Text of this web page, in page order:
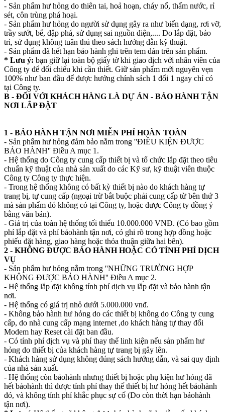
- Sản phẩm hư hỏng do thiên tai, hoả hoạn, cháy nổ, thấm nước, rỉ
sét, côn trùng phá hoại.
- Sản phẩm hư hỏng do người sử dụng gây ra như biến dạng, rơi vỡ,
trầy sướt, bể, đập phá, sử dụng sai nguồn điện,.... Do lắp đặt, bảo
trì, sử dụng không tuân thủ theo sách hướng dẫn kỹ thuật.
- Sản phẩm đã hết hạn bảo hành ghi trên tem dán trên sản phẩm.
* Lưu ý: bạn giữ lại toàn bộ giấy tờ khi giao dịch với nhân viên của
Công ty để đối chiếu khi cần thiết. Giữ sản phẩm mới nguyên vẹn
100% như ban đầu để được hưởng chính sách 1 đổi 1 ngay chỉ có
tại Công ty.
B - ĐỐI VỚI KHÁCH HÀNG LÀ DỰ ÁN - BẢO HÀNH TẬN
NƠI LẮP ĐẶT
1 - BẢO HÀNH TẬN NƠI MIỄN PHÍ HOÀN TOÀN
- Sản phẩm hư hỏng đảm bảo nằm trong ''ĐIỀU KIỆN ĐƯỢC
BẢO HÀNH'' Điều A mục 1.
- Hệ thống do Công ty cung cấp thiết bị và tổ chức lắp đặt theo tiêu
chuẩn kỹ thuật của nhà sản xuất do các Kỹ sư, kỹ thuật viên thuộc
Công ty Công ty thực hiện.
- Trong hệ thống không có bất kỳ thiết bị nào do khách hàng tự
trang bị, tự cung cấp (ngoại trừ bắt buộc phải cung cấp từ bên thứ 3
mà sản phẩm đó không có tại Công ty, hoặc được Công ty đồng ý
bằng văn bản).
- Giá trị của toàn hệ thống tối thiểu 10.000.000 VNĐ. (Có bao gồm
phí lắp đặt và phí bảohành tận nơi, có ghi rõ trong hợp đồng hoặc
phiếu đặt hàng, giao hàng hoặc thỏa thuận giữa hai bên).
2 - KHÔNG ĐƯỢC BẢO HÀNH HOẶC CÓ TÍNH PHÍ DỊCH
VỤ
- Sản phẩm hư hỏng nằm trong ''NHỮNG TRƯỜNG HỢP
KHÔNG ĐƯỢC BẢO HÀNH'' Điều A mục 2.
- Hệ thống lắp đặt không tính phí dịch vụ lắp đặt và bảo hành tận
nơi.
- Hệ thống có giá trị nhỏ dưới 5.000.000 vnđ.
- Không bảo hành hư hỏng do các thiết bị không do Công ty cung
cấp, do nhà cung cấp mạng internet ,do khách hàng tự thay đổi
Modem hay Reset cài đặt ban đầu.
- Có tính phí dịch vụ và phí thay thế linh kiện nếu sản phẩm hư
hỏng do thiết bị của khách hàng tự trang bị gây lên.
- Khách hàng sử dụng không đúng sách hướng dẫn, và sai quy định
của nhà sản xuất.
- Hệ thống còn bảohành nhưng thiết bị hoặc phụ kiện hư hỏng đã
hết bảohành thì được tính phí thay thế thiết bị hư hỏng hết bảohành
đó, và không tính phí khắc phục sự cố (Do còn thời hạn bảohành
tận nơi).